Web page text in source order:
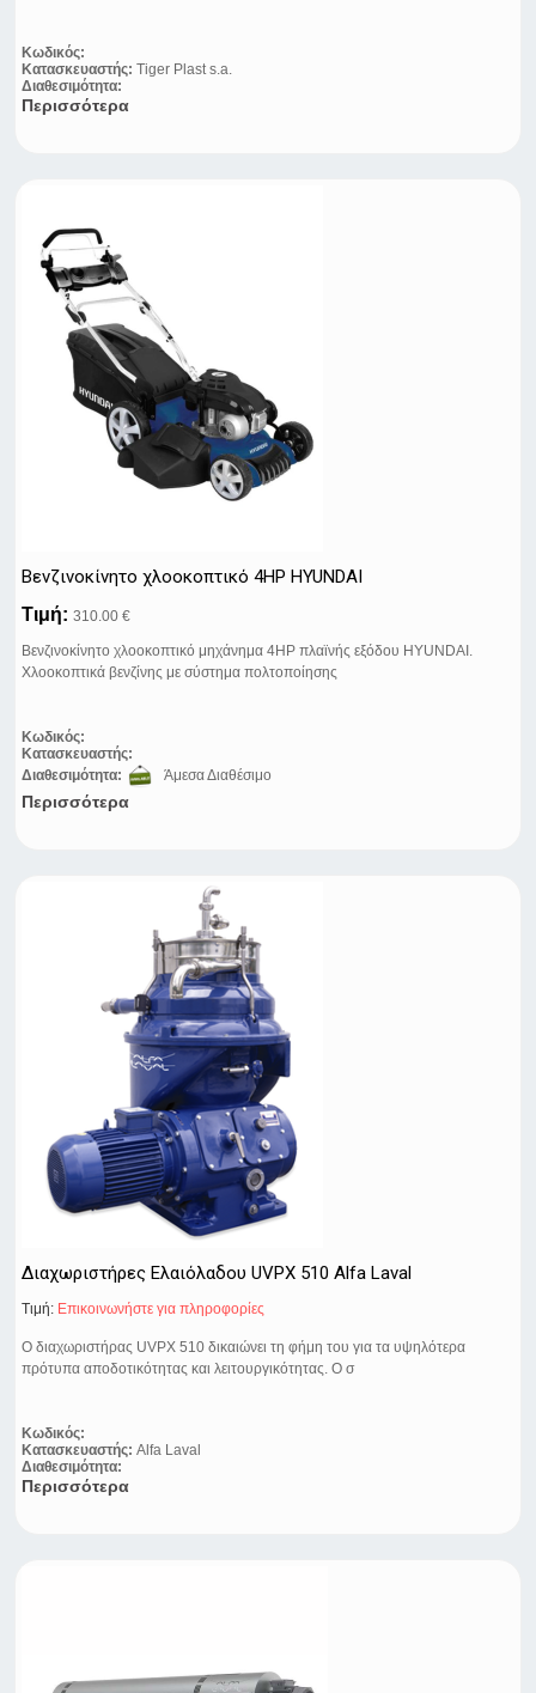
Κωδικός:
Κατασκευαστής: Tiger Plast s.a.
Διαθεσιμότητα:
Περισσότερα
Βενζινοκίνητο χλοοκοπτικό 4HP HYUNDAI
Τιμή: 310.00 €
Βενζινοκίνητο χλοοκοπτικό μηχάνημα 4HP πλαϊνής εξόδου HYUNDAI.
Χλοοκοπτικά βενζίνης με σύστημα πολτοποίησης
Κωδικός:
Κατασκευαστής:
Διαθεσιμότητα:
Άμεσα Διαθέσιμο
Περισσότερα
Διαχωριστήρες Ελαιόλαδου UVPX 510 Alfa Laval
Τιμή: Eπικοινωνήστε για πληροφορίες
Ο διαχωριστήρας UVPX 510 δικαιώνει τη φήμη του για τα υψηλότερα
πρότυπα αποδοτικότητας και λειτουργικότητας. Ο σ
Κωδικός:
Κατασκευαστής: Alfa Laval
Διαθεσιμότητα:
Περισσότερα